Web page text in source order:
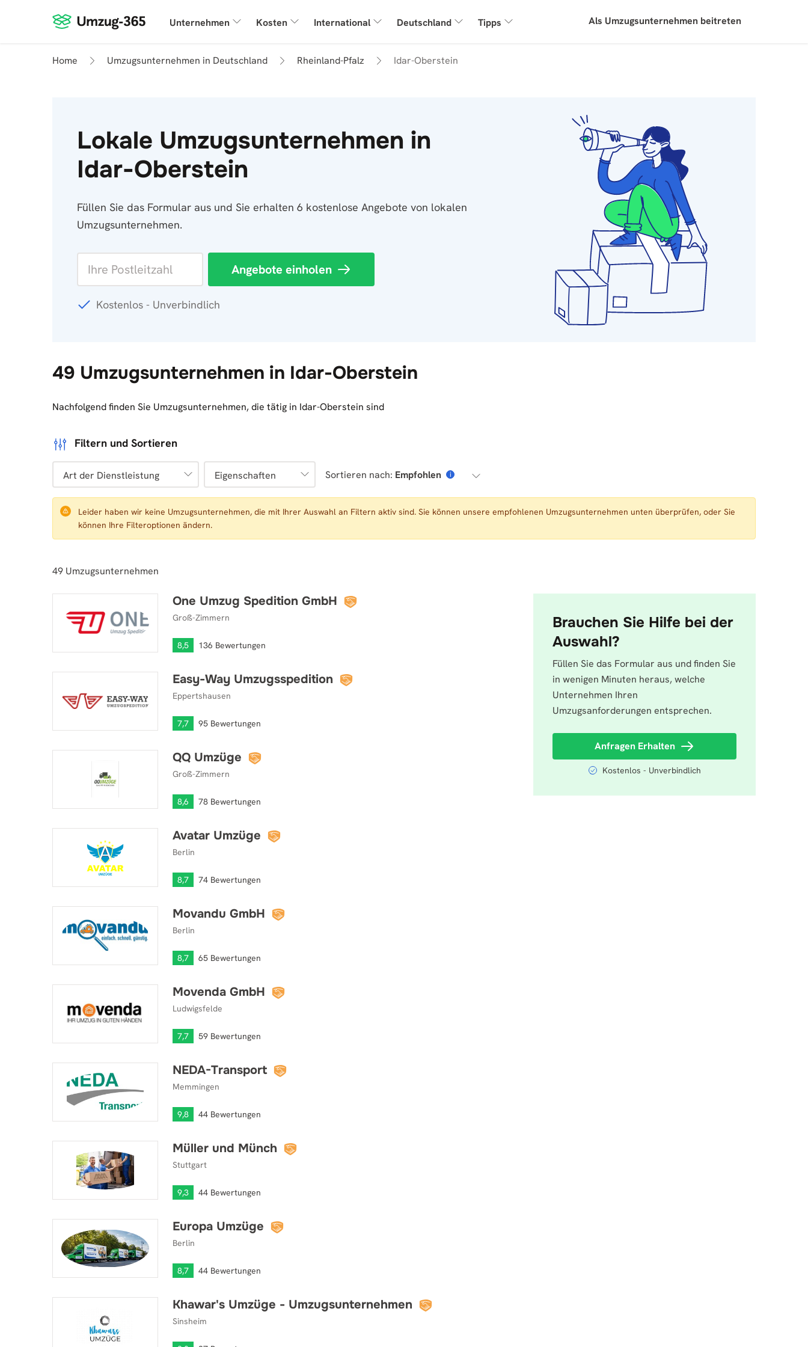
Unternehmen Kosten International Deutschland Tipps Als Umzugsunternehmen beitreten
Home Umzugsunternehmen in Deutschland Rheinland-Pfalz Idar-Oberstein
Lokale Umzugsunternehmen in
Idar-Oberstein
Füllen Sie das Formular aus und Sie erhalten 6 kostenlose Angebote von lokalen
Umzugsunternehmen.
Angebote einholen
Kostenlos - Unverbindlich
49 Umzugsunternehmen in Idar-Oberstein
Nachfolgend finden Sie Umzugsunternehmen, die tätig in Idar-Oberstein sind
Filtern und Sortieren
Art der Dienstleistung Eigenschaften Sortieren nach: Empfohlen i
Leider haben wir keine Umzugsunternehmen, die mit Ihrer Auswahl an Filtern aktiv sind. Sie können unsere empfohlenen Umzugsunternehmen unten überprüfen, oder Sie
können Ihre Filteroptionen ändern.
49 Umzugsunternehmen
One Umzug Spedition GmbH
Groß-Zimmern
8,5 136 Bewertungen
One Umzug Spedition GmbH
Easy-Way Umzugsspedition
Eppertshausen
7,7 95 Bewertungen
QQ Umzüge
Groß-Zimmern
8,6 78 Bewertungen
Avatar Umzüge
Berlin
8,7 74 Bewertungen
Movandu GmbH
Berlin
8,7 65 Bewertungen
Movenda GmbH
Ludwigsfelde
7,7 59 Bewertungen
NEDA-Transport
Memmingen
9,8 44 Bewertungen
Müller und Münch
Stuttgart
9,3 44 Bewertungen
Europa Umzüge
Berlin
8,7 44 Bewertungen
Khawar's Umzüge - Umzugsunternehmen
Sinsheim
Khawar's Umzüge - Umzugsunternehmen
Brauchen Sie Hilfe bei der
Auswahl?
Füllen Sie das Formular aus und finden Sie
in wenigen Minuten heraus, welche
Unternehmen Ihren
Umzugsanforderungen entsprechen.
Anfragen Erhalten
Kostenlos - Unverbindlich